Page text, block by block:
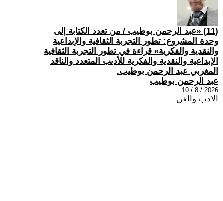
(11) «عبد الرحمن بوطيب / من تعدد الكتابة إلى
وحدة المشروع: تطور التجربة الثقافية والإبداعية
والنقدية والفكرية» قراءة في تطور التجربة الثقافية
الإبداعية والنقدية والفكرية للأديب المتعدد والناقد
المغربي عبد الرحمن بوطيب.
عبد الرحمن بوطيب
2026 / 8 / 10
الادب والفن